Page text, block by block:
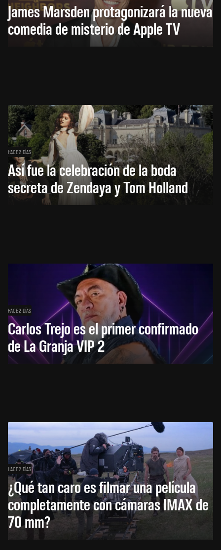
James Marsden protagonizará la nueva
comedia de misterio de Apple TV
HACE 2 DÍAS
Así fue la celebración de la boda
secreta de Zendaya y Tom Holland
HACE 2 DÍAS
Carlos Trejo es el primer confirmado
de La Granja VIP 2
HACE 2 DÍAS
¿Qué tan caro es filmar una película
completamente con cámaras IMAX de
70 mm?